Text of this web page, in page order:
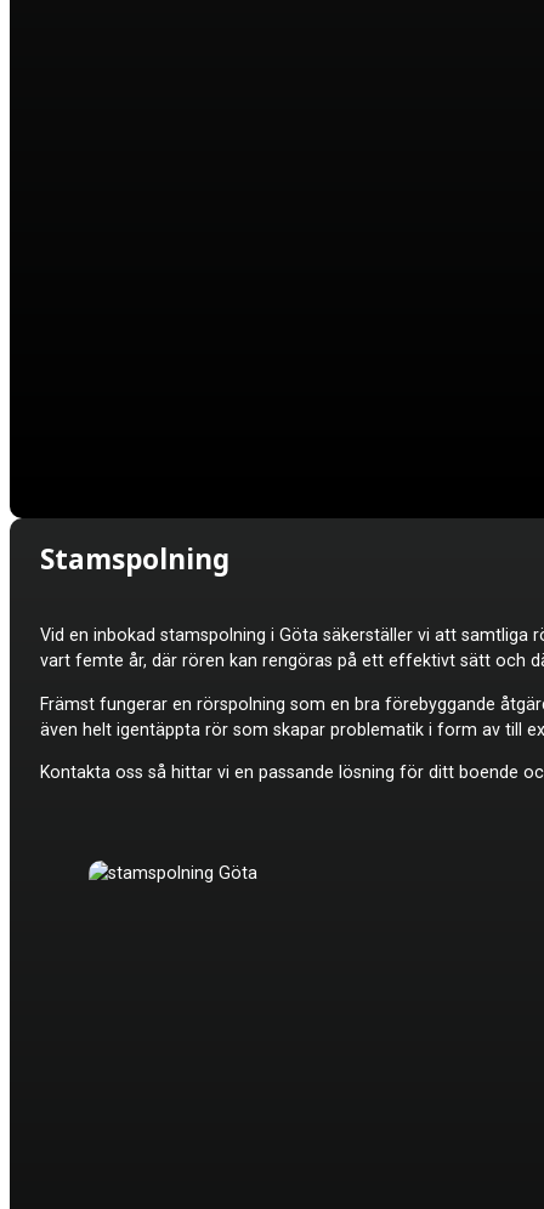
Stamspolning
Vid en inbokad stamspolning i Göta säkerställer vi att
vart femte år, där rören kan rengöras på ett effektivt sätt och
Främst fungerar en rörspolning som en bra förebyggande
även helt igentäppta rör som skapar problematik i form av till
Kontakta oss så hittar vi en passande lösning för ditt boende